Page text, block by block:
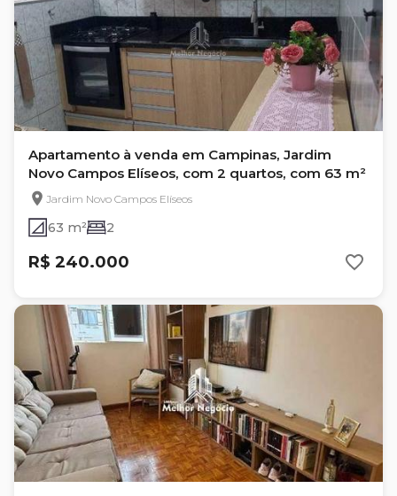
Apartamento à venda em Campinas, Jardim
Novo Campos Elíseos, com 2 quartos, com 63 m²
Jardim Novo Campos Elíseos
63 m² 2
R$ 240.000